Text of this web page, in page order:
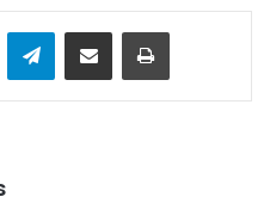
TelegramEnviar vía email Imprimir